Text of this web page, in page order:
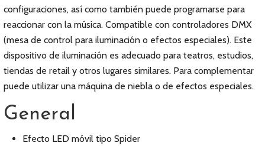
configuraciones, así como también puede programarse para
reaccionar con la música. Compatible con controladores DMX
(mesa de control para iluminación o efectos especiales). Este
dispositivo de iluminación es adecuado para teatros, estudios,
tiendas de retail y otros lugares similares. Para complementar
puede utilizar una máquina de niebla o de efectos especiales.
General
Efecto LED móvil tipo Spider